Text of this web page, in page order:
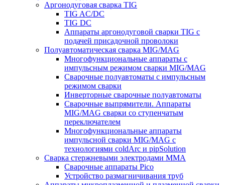
Аргонодуговая сварка TIG
TIG AC/DC
TIG DC
Аппараты аргонодуговой сварки TIG с
подачей присадочной проволоки
Полуавтоматическая сварка MIG/MAG
Многофункциональные аппараты с
импульсным режимом сварки MIG/MAG
Сварочные полуавтоматы с импульсным
режимом сварки
Инверторные сварочные полуавтоматы
Сварочные выпрямители. Аппараты
MIG/MAG сварки со ступенчатым
переключателем
Многофункциональные аппараты
импульсной сварки MIG/MAG с
технологиями coldArc и pipSolution
Сварка стержневыми электродами MMA
Сварочные аппараты Pico
Устройство размагничивания труб